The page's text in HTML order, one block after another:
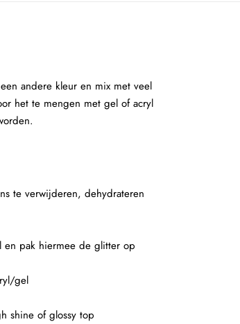
andere kleur en mix met veel
het te mengen met gel of acryl
te verwijderen, dehydrateren
en pak hiermee de glitter op
gel
shine of glossy top